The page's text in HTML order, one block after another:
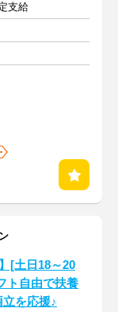
支給
[土日18～20
ト自由で扶養
を応援♪